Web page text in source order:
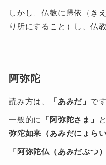
しかし、仏教に帰依（き
り所にすること）し、仏
阿弥陀
読み方は、 「あみだ」 です
一般的に 「阿弥陀さま」
弥陀如来（あみだにょらい
「阿弥陀仏（あみだぶつ）